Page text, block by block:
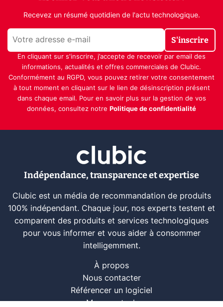
Recevez un résumé quotidien de l'actu technologique.
S'inscrire
En cliquant sur s'inscrire, j’accepte de recevoir par email des
informations, actualités et offres commerciales de Clubic.
Conformément au RGPD, vous pouvez retirer votre consentement
à tout moment en cliquant sur le lien de désinscription présent
dans chaque email. Pour en savoir plus sur la gestion de vos
données, consultez notre Politique de confidentialité
Indépendance, transparence et expertise
Clubic est un média de recommandation de produits
100% indépendant. Chaque jour, nos experts testent et
comparent des produits et services technologiques
pour vous informer et vous aider à consommer
intelligemment.
À propos
Nous contacter
Référencer un logiciel
Marques tech